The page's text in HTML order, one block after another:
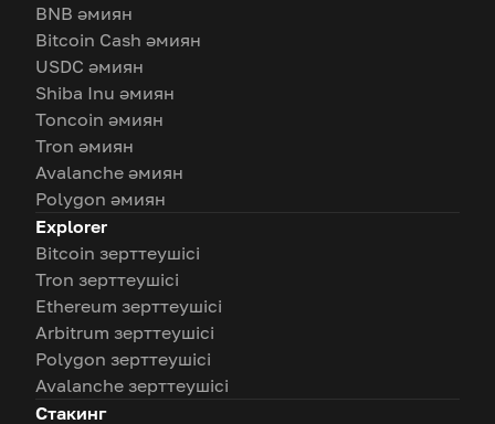
BNB әмиян
Bitcoin Cash әмиян
USDC әмиян
Shiba Inu әмиян
Toncoin әмиян
Tron әмиян
Avalanche әмиян
Polygon әмиян
Explorer
Bitcoin зерттеушісі
Tron зерттеушісі
Ethereum зерттеушісі
Arbitrum зерттеушісі
Polygon зерттеушісі
Avalanche зерттеушісі
Стакинг